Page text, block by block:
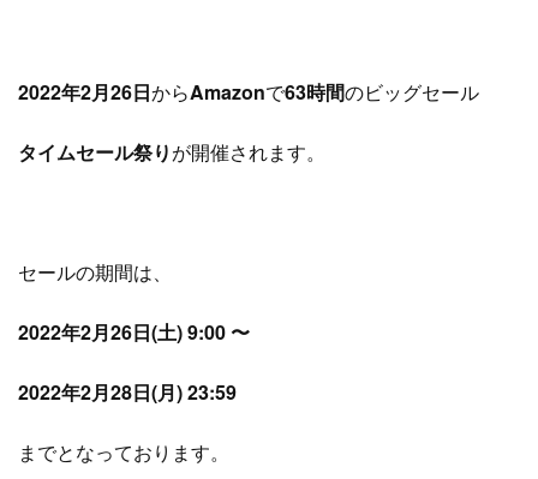
2022年2月26日からAmazonで63時間のビッグセール
タイムセール祭りが開催されます。
セールの期間は、
2022年2月26日(土) 9:00 〜
2022年2月28日(月) 23:59
までとなっております。